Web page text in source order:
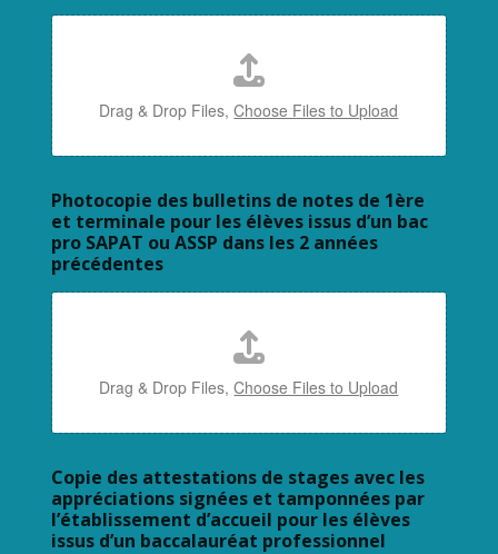
Drag & Drop Files,Choose Files to Upload
Photocopie des bulletins de notes de 1ère
et terminale pour les élèves issus d’un bac
pro SAPAT ou ASSP dans les 2 années
précédentes
Drag & Drop Files,Choose Files to Upload
Copie des attestations de stages avec les
appréciations signées et tamponnées par
l’établissement d’accueil pour les élèves
issus d’un baccalauréat professionnel